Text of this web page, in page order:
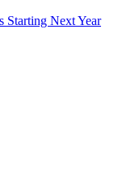
Starting Next Year